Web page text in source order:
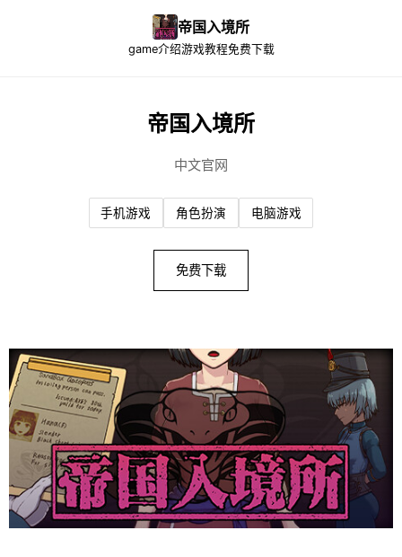
帝国入境所
game介绍游戏教程免费下载
帝国入境所
中文官网
手机游戏 角色扮演 电脑游戏
免费下载